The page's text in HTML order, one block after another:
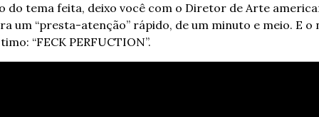
do tema feita, deixo você com o Diretor de Arte
um “presta-atenção” rápido, de um minuto e meio. E o
“FECK PERFUCTION”.